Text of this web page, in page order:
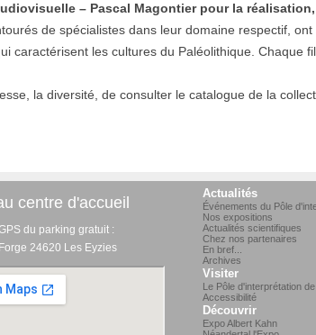
– Pascal Magontier pour la
de spécialistes dans leur domaine respectif,
caractérisent les cultures du Paléolithique.
la diversité, de consulter le catalogue de la
centre d'accueil
du parking gratuit :
24620 Les Eyzies
Actualités
Événements du Pôle
Nos expositions
Actualités scientifiques
Chez nos partenaires
En bref...
Archives
Visiter
Le Pôle d'interprétation
Accessibilité
Découvrir
Expo Albert Kahn